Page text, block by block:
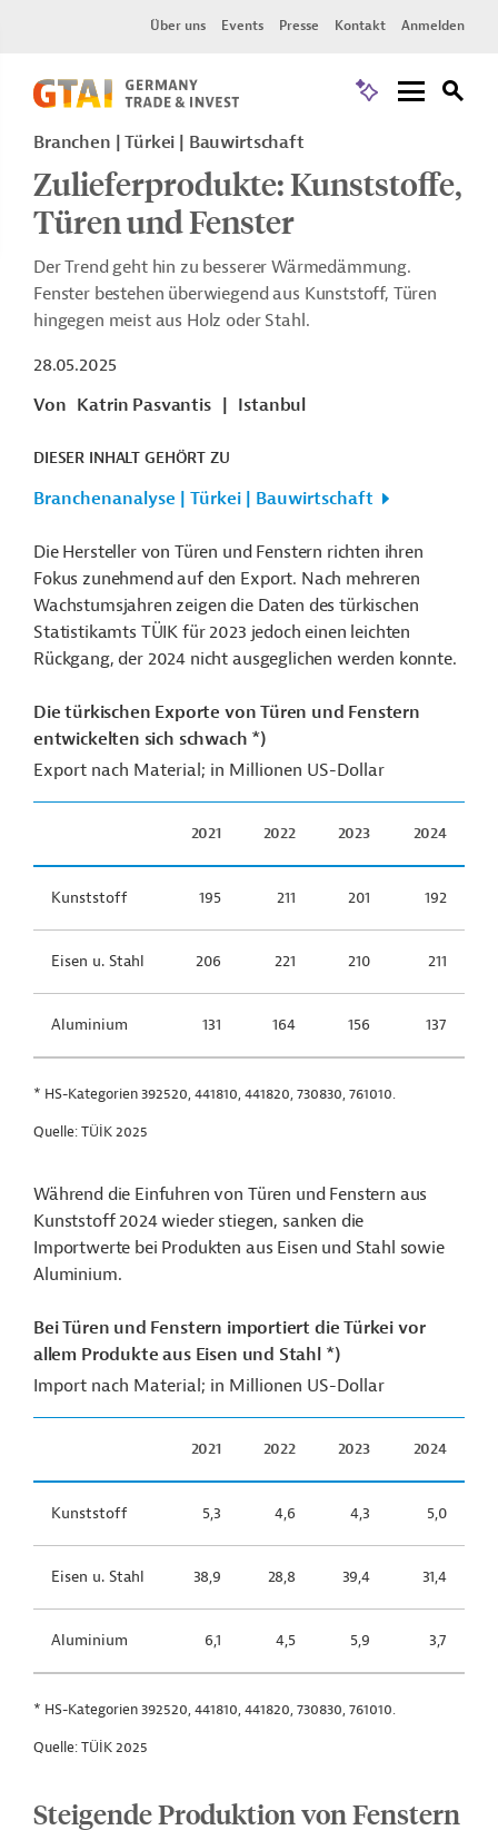
Über uns Events Presse Kontakt Anmelden
Branchen | Türkei | Bauwirtschaft
Zulieferprodukte: Kunststoffe,
Türen und Fenster
Der Trend geht hin zu besserer Wärmedämmung.
Fenster bestehen überwiegend aus Kunststoff, Türen
hingegen meist aus Holz oder Stahl.
28.05.2025
Von Katrin Pasvantis Istanbul
DIESER INHALT GEHÖRT ZU
Branchenanalyse | Türkei | Bauwirtschaft
Die Hersteller von Türen und Fenstern richten ihren
Fokus zunehmend auf den Export. Nach mehreren
Wachstumsjahren zeigen die Daten des türkischen
Statistikamts TÜIK für 2023 jedoch einen leichten
Rückgang, der 2024 nicht ausgeglichen werden konnte.
Die türkischen Exporte von Türen und Fenstern
entwickelten sich schwach *)
Export nach Material; in Millionen US-Dollar
2021 2022 2023 2024
Kunststoff 195 211 201 192
Eisen u. Stahl 206 221 210 211
Aluminium 131 164 156 137
* HS-Kategorien 392520, 441810, 441820, 730830, 761010.
Quelle: TÜİK 2025
Während die Einfuhren von Türen und Fenstern aus
Kunststoff 2024 wieder stiegen, sanken die
Importwerte bei Produkten aus Eisen und Stahl sowie
Aluminium.
Bei Türen und Fenstern importiert die Türkei vor
allem Produkte aus Eisen und Stahl *)
Import nach Material; in Millionen US-Dollar
2021 2022 2023 2024
Kunststoff 5,3 4,6 4,3 5,0
Eisen u. Stahl 38,9 28,8 39,4 31,4
Aluminium 6,1 4,5 5,9 3,7
* HS-Kategorien 392520, 441810, 441820, 730830, 761010.
Quelle: TÜİK 2025
Steigende Produktion von Fenstern